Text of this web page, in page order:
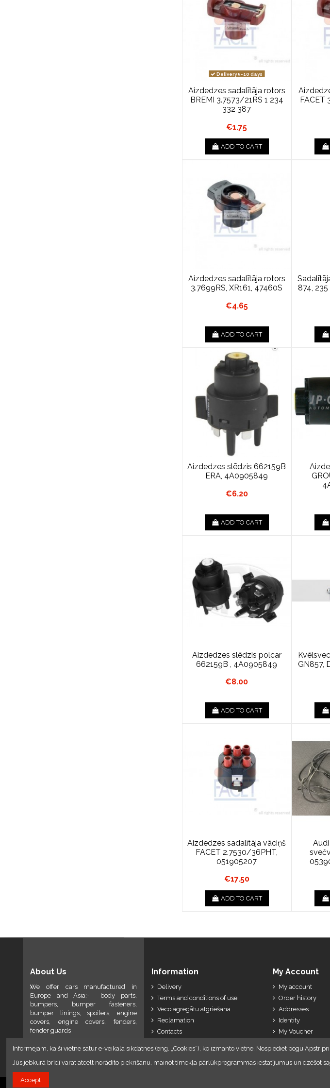
Delivery 5-10 days
Aizdedzes sadalītāja rotors
BREMI 3.7573/21RS 1 234
332 387
€1.75
ADD TO CART
FACET
Aizdedzes sadalītāja rotors
3.7699RS, XR161, 47460S
€4.65
ADD TO CART
874, 235
Aizdedzes slēdzis 662159B
ERA, 4A0905849
€6.20
ADD TO CART
Aizdedzes slēdzis polcar
662159B , 4A0905849
€8.00
ADD TO CART
GN857,
Aizdedzes sadalītāja vāciņš
FACET 2.7530/36PHT,
051905207
€17.50
ADD TO CART
About Us
We offer cars manufactured in
Europe and Asia:- body parts,
bumpers, bumper fasteners,
bumper linings, spoilers, engine
covers, engine covers, fenders,
fender guards
Information
Delivery
Terms and conditions of use
Veco agregātu atgriešana
Reclamation
Contacts
My Account
My account
Order history
Addresses
Identity
My Voucher
Informējam, ka šī vietne satur e-veikala sīkdatnes (eng. „Cookies”), ko izmanto vietne. Nospiediet pogu
Jūs jebkurā brīdī varat atcelt norādīto piekrišanu, mainot tīmekļa pārlūkprogrammas iestatījumus un dzēšot
Accept